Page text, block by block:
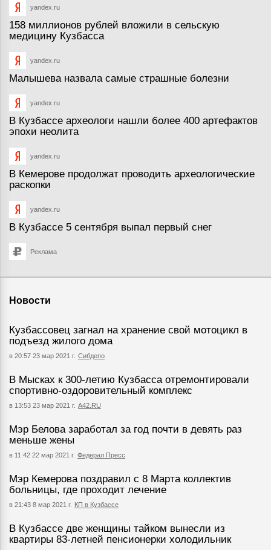
yandex.ru
158 миллионов рублей вложили в сельскую
медицину Кузбасса
yandex.ru
Малышева назвала самые страшные болезни
yandex.ru
В Кузбассе археологи нашли более 400 артефактов
эпохи неолита
yandex.ru
В Кемерове продолжат проводить археологические
раскопки
yandex.ru
В Кузбассе 5 сентября выпал первый снег
Реклама
Новости
Кузбассовец загнал на хранение свой мотоцикл в
подъезд жилого дома
в 20:57 23 мар 2021 г. Сибдепо
В Мысках к 300-летию Кузбасса отремонтировали
спортивно-оздоровительный комплекс
в 13:53 23 мар 2021 г. А42.RU
Мэр Белова заработал за год почти в девять раз
меньше жены
в 11:42 22 мар 2021 г. Федерал Пресс
Мэр Кемерова поздравил с 8 Марта коллектив
больницы, где проходит лечение
в 21:43 8 мар 2021 г. КП в Кузбассе
В Кузбассе две женщины тайком вынесли из
квартиры 83-летней пенсионерки холодильник